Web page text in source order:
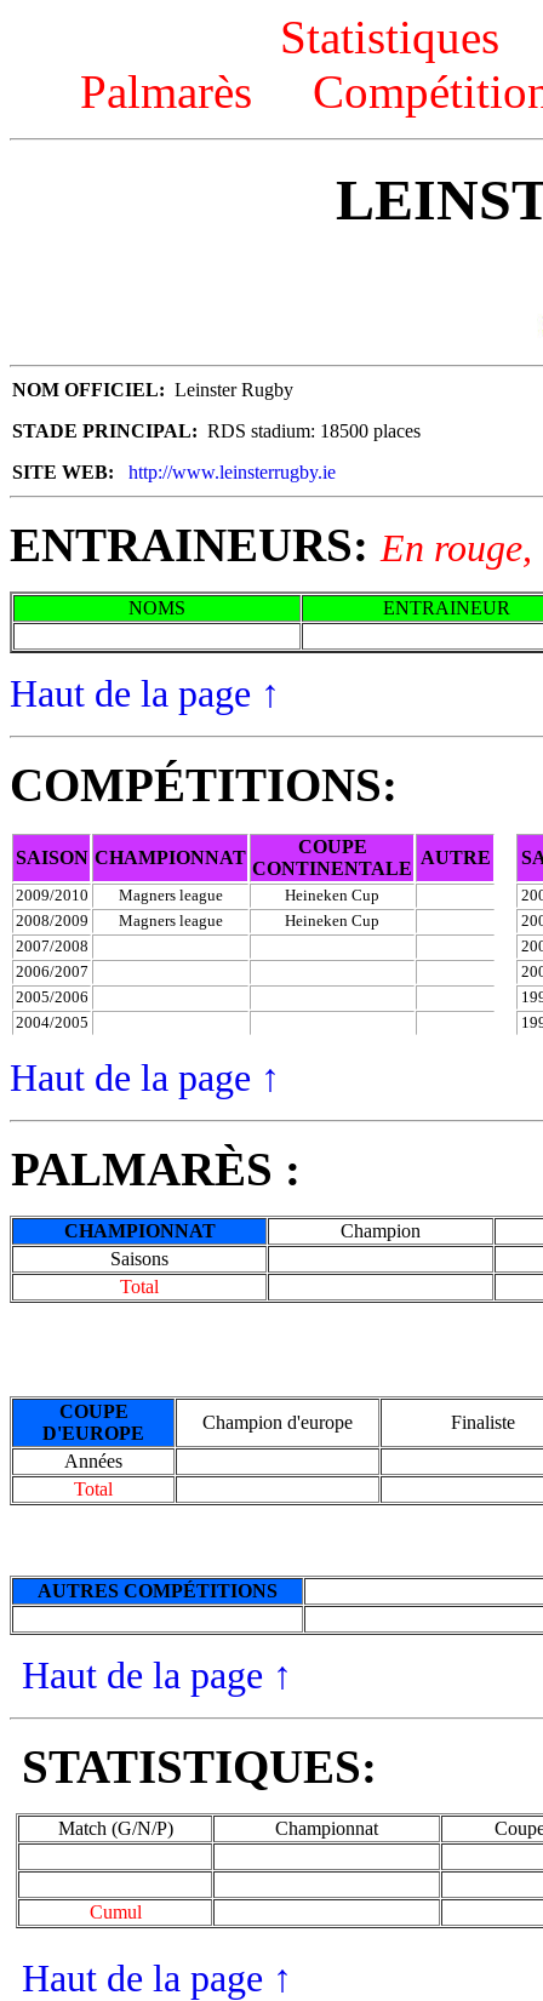
Statistiques
Palmarès
NOM OFFICIEL: Leinster Rugby
STADE PRINCIPAL: RDS stadium: 18500 places
SITE WEB:
http://www.leinsterrugby.ie
ENTRAINEURS: En rouge,
NOMS ENTRAINEUR
Haut de la page ↑
COMPÉTITIONS:
SAISON CHAMPIONNAT
COUPE
CONTINENTALE
AUTRE
2009/2010 Magners league Heineken Cup
2008/2009
Magners league Heineken Cup
2007/2008
2006/2007
2005/2006
2004/2005
Haut de la page ↑
PALMARÈS :
CHAMPIONNAT
Champion
Saisons
Total
COUPE
D'EUROPE
Champion d'europe
Finaliste
Années
Total
AUTRES COMPÉTITIONS
Haut de la page ↑
STATISTIQUES:
Match (G/N/P) Championnat
Cumul
Haut de la page ↑